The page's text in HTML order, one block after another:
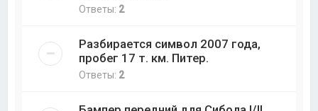
Ответы: 2
Разбирается символ 2007 года,
пробег 17 т. км. Питер.
Ответы: 2